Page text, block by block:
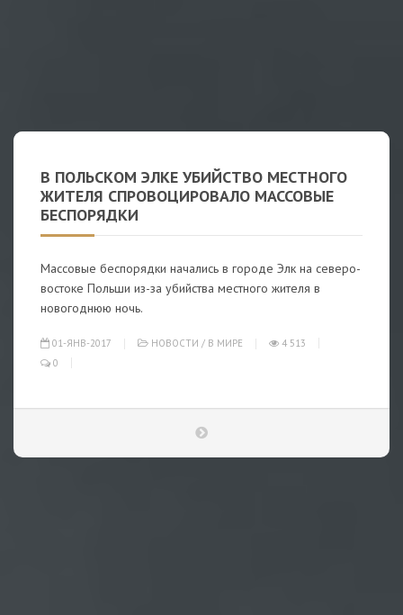
В ПОЛЬСКОМ ЭЛКЕ УБИЙСТВО МЕСТНОГО
ЖИТЕЛЯ СПРОВОЦИРОВАЛО МАССОВЫЕ
БЕСПОРЯДКИ
Массовые беспорядки начались в городе Элк на северо-
востоке Польши из-за убийства местного жителя в
новогоднюю ночь.
01-ЯНВ-2017 НОВОСТИ / В МИРЕ
4 513
0